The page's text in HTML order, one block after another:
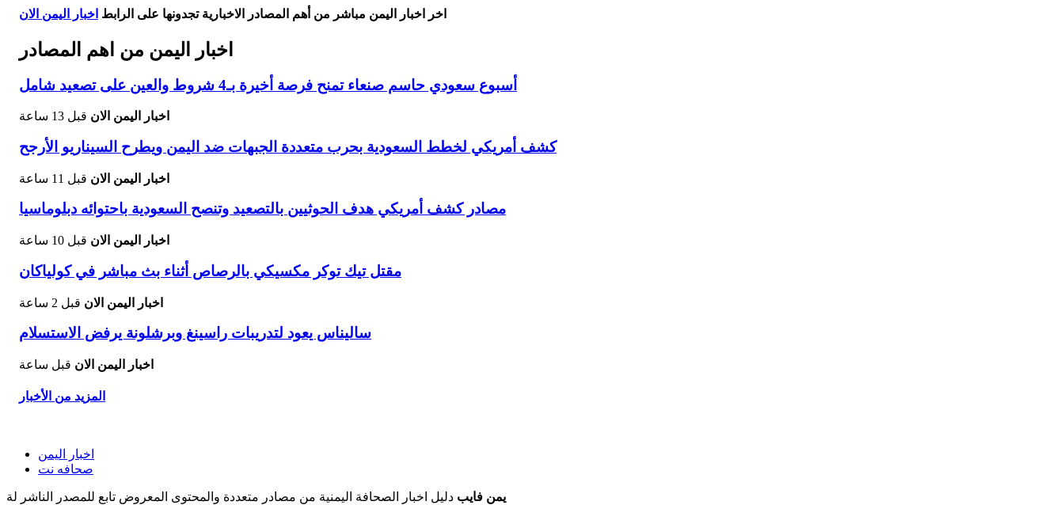
اخر اخبار اليمن مباشر من أهم المصادر الاخبارية تجدونها على الرابط اخبار اليمن الان
اخبار اليمن من اهم المصادر
أسبوع سعودي حاسم صنعاء تمنح فرصة أخيرة بـ4 شروط والعين على تصعيد شامل
اخبار اليمن الان قبل 13 ساعة
كشف أمريكي لخطط السعودية بحرب متعددة الجبهات ضد اليمن ويطرح السيناريو الأرجح
اخبار اليمن الان قبل 11 ساعة
مصادر كشف أمريكي هدف الحوثيين بالتصعيد وتنصح السعودية باحتوائه دبلوماسيا
اخبار اليمن الان قبل 10 ساعة
مقتل تيك توكر مكسيكي بالرصاص أثناء بث مباشر في كولياكان
اخبار اليمن الان قبل 2 ساعة
ساليناس يعود لتدريبات راسينغ وبرشلونة يرفض الاستسلام
اخبار اليمن الان قبل ساعة
المزيد من الأخبار
اخبار اليمن
صحافه نت
يمن فايب دليل اخبار الصحافة اليمنية من مصادر متعددة والمحتوى المعروض تابع للمصدر الناشر لة